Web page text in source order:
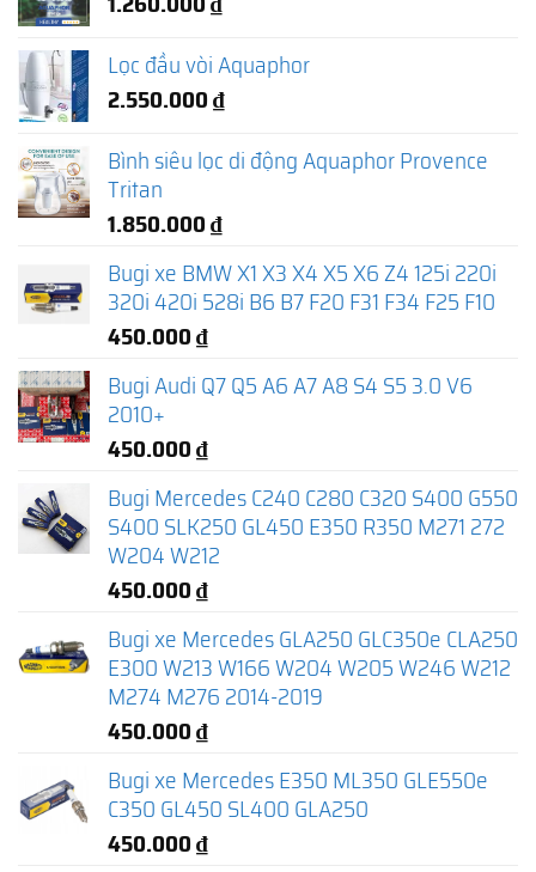
Lọc đầu vòi Aquaphor
2.550.000₫
Bình siêu lọc di động Aquaphor Provence
Tritan
1.850.000₫
Bugi xe BMW X1 X3 X4 X5 X6 Z4 125i 220i
320i 420i 528i B6 B7 F20 F31 F34 F25 F10
450.000₫
Bugi Audi Q7 Q5 A6 A7 A8 S4 S5 3.0 V6
2010+
450.000₫
Bugi Mercedes C240 C280 C320 S400 G550
S400 SLK250 GL450 E350 R350 M271 272
W204 W212
450.000₫
Bugi xe Mercedes GLA250 GLC350e CLA250
E300 W213 W166 W204 W205 W246 W212
M274 M276 2014-2019
450.000₫
Bugi xe Mercedes E350 ML350 GLE550e
C350 GL450 SL400 GLA250
450.000₫